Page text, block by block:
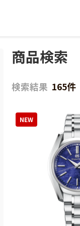
商品検索
検索結果 165件
NEW